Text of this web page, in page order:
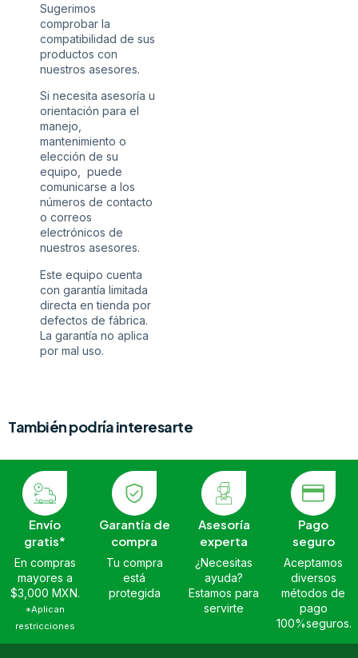
Sugerimos
comprobar la
compatibilidad de sus
productos con
nuestros asesores.
Si necesita asesoría u
orientación para el
manejo,
mantenimiento o
elección de su
equipo, puede
comunicarse a los
números de contacto
o correos
electrónicos de
nuestros asesores.
Este equipo cuenta
con garantía limitada
directa en tienda por
defectos de fábrica.
La garantía no aplica
por mal uso.
También podría interesarte
Envío
gratis*
En compras
mayores a
$3,000 MXN.
*Aplican
restricciones
Garantía de
compra
Tu compra
está
protegida
Asesoría
experta
¿Necesitas
ayuda?
Estamos para
servirte
Pago
seguro
Aceptamos
diversos
métodos de
pago
100%seguros.